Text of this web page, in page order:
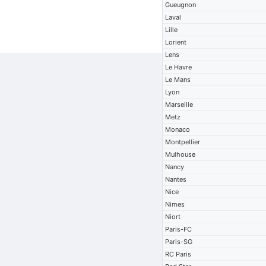
Gueugnon
Laval
Lille
Lorient
Lens
Le Havre
Le Mans
Lyon
Marseille
Metz
Monaco
Montpellier
Mulhouse
Nancy
Nantes
Nice
Nimes
Niort
Paris-FC
Paris-SG
RC Paris